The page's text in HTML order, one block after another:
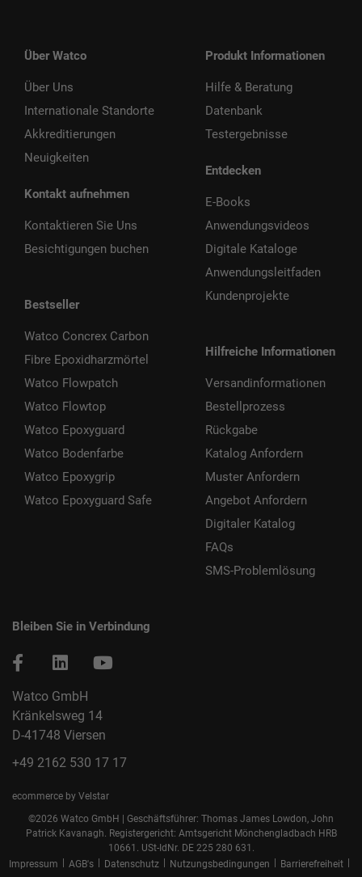
Über Watco
Über Uns
Internationale Standorte
Akkreditierungen
Neuigkeiten
Kontakt aufnehmen
Kontaktieren Sie Uns
Besichtigungen buchen
Bestseller
Watco Concrex Carbon
Fibre Epoxidharzmörtel
Watco Flowpatch
Watco Flowtop
Watco Epoxyguard
Watco Bodenfarbe
Watco Epoxygrip
Watco Epoxyguard Safe
Produkt Informationen
Hilfe & Beratung
Datenbank
Testergebnisse
Entdecken
E-Books
Anwendungsvideos
Digitale Kataloge
Anwendungsleitfaden
Kundenprojekte
Hilfreiche Informationen
Versandinformationen
Bestellprozess
Rückgabe
Katalog Anfordern
Muster Anfordern
Angebot Anfordern
Digitaler Katalog
FAQs
SMS-Problemlösung
Bleiben Sie in Verbindung
Watco GmbH
Kränkelsweg 14
D-41748 Viersen
+49 2162 530 17 17
ecommerce by Velstar
©2026 Watco GmbH | Geschäftsführer: Thomas James Lowdon, John
Patrick Kavanagh. Registergericht: Amtsgericht Mönchengladbach HRB
10661. USt-IdNr. DE 225 280 631.
Impressum | AGB's | Datenschutz | Nutzungsbedingungen | Barrierefreiheit |